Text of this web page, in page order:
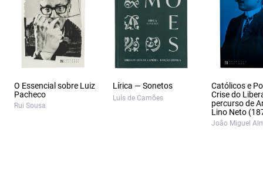
O Essencial sobre Luiz
Pacheco
Rui Sousa
Lírica — Sonetos
Luís de Camões
Católicos e
Crise do
percurso de
Lino Neto
João Miguel